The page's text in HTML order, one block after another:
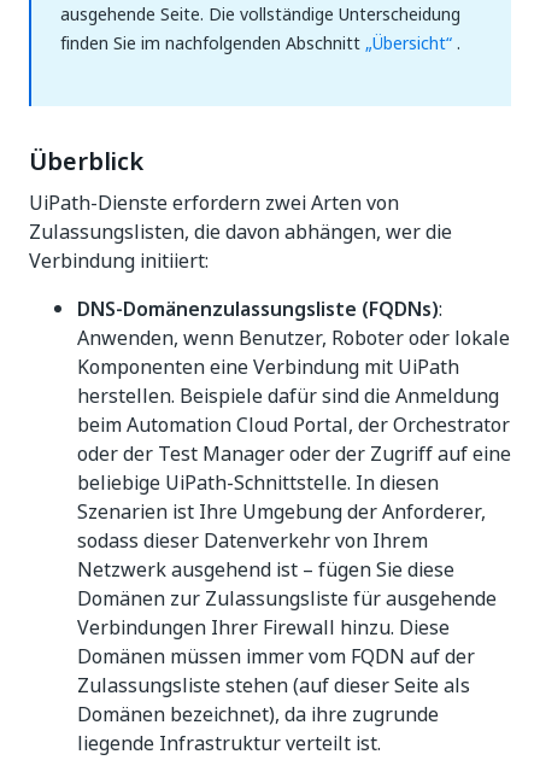
ausgehende Seite. Die vollständige Unterscheidung
finden Sie im nachfolgenden Abschnitt „Übersicht“.
Überblick
UiPath-Dienste erfordern zwei Arten von
Zulassungslisten, die davon abhängen, wer die
Verbindung initiiert:
DNS-Domänenzulassungsliste (FQDNs):
Anwenden, wenn Benutzer, Roboter oder lokale
Komponenten eine Verbindung mit UiPath
herstellen. Beispiele dafür sind die Anmeldung
beim Automation Cloud Portal, der Orchestrator
oder der Test Manager oder der Zugriff auf eine
beliebige UiPath-Schnittstelle. In diesen
Szenarien ist Ihre Umgebung der Anforderer,
sodass dieser Datenverkehr von Ihrem
Netzwerk ausgehend ist – fügen Sie diese
Domänen zur Zulassungsliste für ausgehende
Verbindungen Ihrer Firewall hinzu. Diese
Domänen müssen immer vom FQDN auf der
Zulassungsliste stehen (auf dieser Seite als
Domänen bezeichnet), da ihre zugrunde
liegende Infrastruktur verteilt ist.